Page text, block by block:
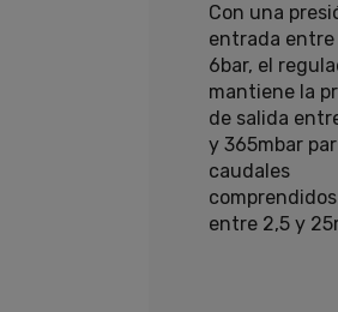
Con una
entrada entre
6bar, el
mantiene la
de salida
y 365mbar
caudales
comprendidos
entre 2,5 y